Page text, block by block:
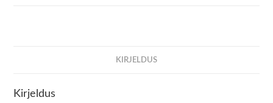
KIRJELDUS
Kirjeldus